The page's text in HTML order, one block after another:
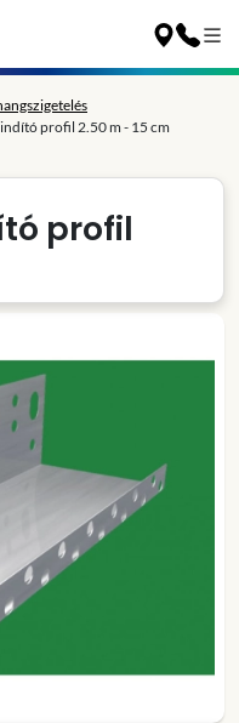
profil 2.50 m - 15 cm
profil